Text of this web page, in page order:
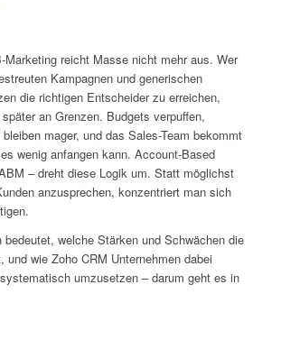
Marketing reicht Masse nicht mehr aus. Wer
Kampagnen und generischen
die richtigen Entscheider zu erreichen,
an Grenzen. Budgets verpuffen,
mager, und das Sales-Team bekommt
wenig anfangen kann. Account-Based
– dreht diese Logik um. Statt möglichst
anzusprechen, konzentriert man sich
welche Stärken und Schwächen die
und wie Zoho CRM Unternehmen dabei
umzusetzen – darum geht es in